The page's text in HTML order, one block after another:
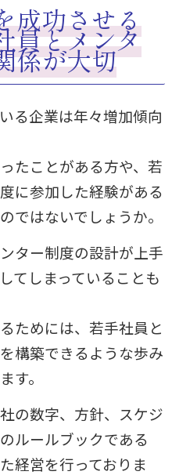
成功させる
員とメンタ
係が大切
る企業は年々増加傾向
たことがある方や、若
に参加した経験がある
ではないでしょうか。
ター制度の設計が上手
てしまっていることも
ためには、若手社員と
構築できるような歩み
す。
の数字、方針、スケジ
ルールブックである
経営を行っておりま